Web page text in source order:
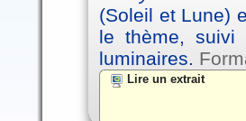
(Soleil et Lune)
le thème, suivi
luminaires.
Lire un extrait